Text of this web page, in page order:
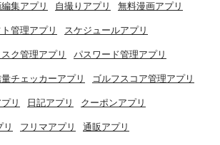
集アプリ 自撮りアプリ 無料漫画アプリ
管理アプリ スケジュールアプリ
スク管理アプリ パスワード管理アプリ
チェッカーアプリ ゴルフスコア管理アプリ
リ 日記アプリ クーポンアプリ
フリマアプリ 通販アプリ